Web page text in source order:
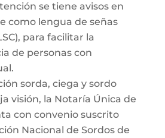
se tiene avisos en
como lengua de señas
para facilitar la
de personas con
sorda, ciega y sordo
visión, la Notaría Única de
con convenio suscrito
Nacional de Sordos de